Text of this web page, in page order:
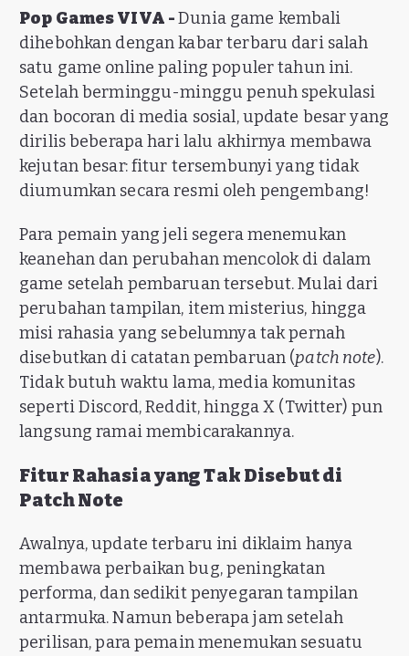
Pop Games VIVA -Dunia game kembali
dihebohkan dengan kabar terbaru dari salah
satu game online paling populer tahun ini.
Setelah berminggu-minggu penuh spekulasi
dan bocoran di media sosial, update besar yang
dirilis beberapa hari lalu akhirnya membawa
kejutan besar: fitur tersembunyi yang tidak
diumumkan secara resmi oleh pengembang!
Para pemain yang jeli segera menemukan
keanehan dan perubahan mencolok di dalam
game setelah pembaruan tersebut. Mulai dari
perubahan tampilan, item misterius, hingga
misi rahasia yang sebelumnya tak pernah
disebutkan di catatan pembaruan (patch note).
Tidak butuh waktu lama, media komunitas
seperti Discord, Reddit, hingga X (Twitter) pun
langsung ramai membicarakannya.
Fitur Rahasia yang Tak Disebut di
Patch Note
Awalnya, update terbaru ini diklaim hanya
membawa perbaikan bug, peningkatan
performa, dan sedikit penyegaran tampilan
antarmuka. Namun beberapa jam setelah
perilisan, para pemain menemukan sesuatu